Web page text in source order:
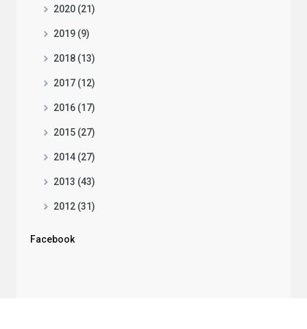
2020 (21)
2019 (9)
2018 (13)
2017 (12)
2016 (17)
2015 (27)
2014 (27)
2013 (43)
2012 (31)
Facebook